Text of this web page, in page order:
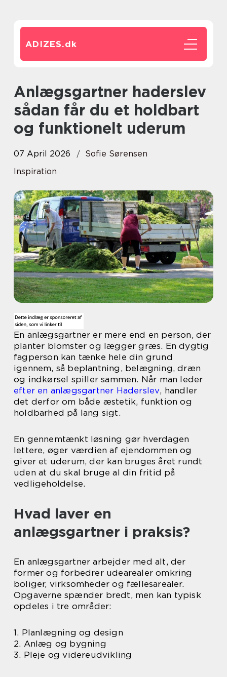
ADIZES.dk
Anlægsgartner haderslev
sådan får du et holdbart
og funktionelt uderum
07 April 2026
Sofie Sørensen
Inspiration
En anlægsgartner er mere end en person, der
planter blomster og lægger græs. En dygtig
fagperson kan tænke hele din grund
igennem, så beplantning, belægning, dræn
og indkørsel spiller sammen. Når man leder
efter en anlægsgartner Haderslev, handler
det derfor om både æstetik, funktion og
holdbarhed på lang sigt.
En gennemtænkt løsning gør hverdagen
lettere, øger værdien af ejendommen og
giver et uderum, der kan bruges året rundt
uden at du skal bruge al din fritid på
vedligeholdelse.
Hvad laver en
anlægsgartner i praksis?
En anlægsgartner arbejder med alt, der
former og forbedrer udearealer omkring
boliger, virksomheder og fællesarealer.
Opgaverne spænder bredt, men kan typisk
opdeles i tre områder:
1. Planlægning og design
2. Anlæg og bygning
3. Pleje og videreudvikling